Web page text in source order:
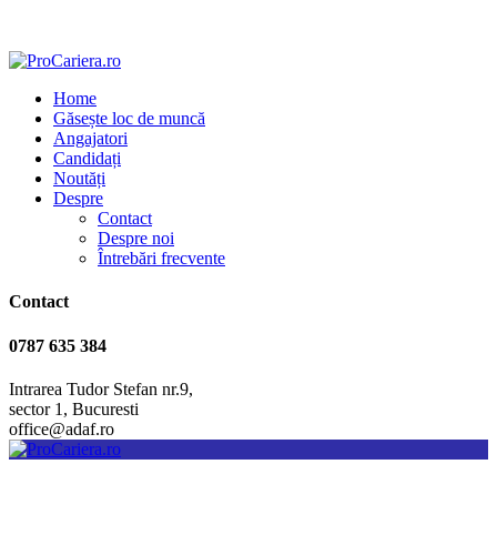
Home
Găsește loc de muncă
Angajatori
Candidați
Noutăți
Despre
Contact
Despre noi
Întrebări frecvente
Contact
0787 635 384
Intrarea Tudor Stefan nr.9,
sector 1, Bucuresti
office@adaf.ro